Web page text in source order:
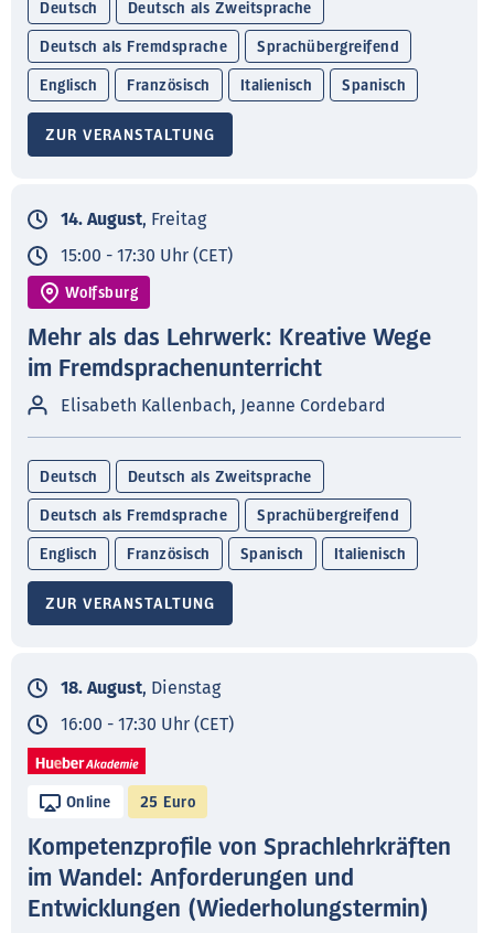
Deutsch Deutsch als Zweitsprache
Deutsch als Fremdsprache Sprachübergreifend
Englisch Französisch Italienisch Spanisch
ZUR VERANSTALTUNG
14. August, Freitag
15:00 - 17:30 Uhr (CET)
Wolfsburg
Mehr als das Lehrwerk: Kreative Wege
im Fremdsprachenunterricht
Elisabeth Kallenbach, Jeanne Cordebard
Deutsch Deutsch als Zweitsprache
Deutsch als Fremdsprache Sprachübergreifend
Englisch Französisch Spanisch Italienisch
ZUR VERANSTALTUNG
18. August, Dienstag
16:00 - 17:30 Uhr (CET)
Online 25 Euro
Kompetenzprofile von Sprachlehrkräften
im Wandel: Anforderungen und
Entwicklungen (Wiederholungstermin)